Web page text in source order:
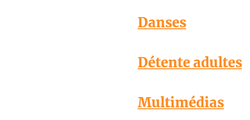
Danses
Détente adultes
Multimédias